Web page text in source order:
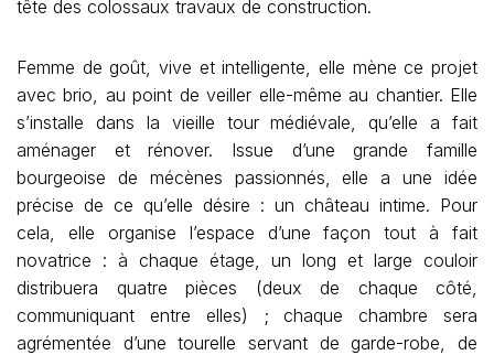
tête des colossaux travaux de construction.
Femme de goût, vive et intelligente, elle mène ce projet
avec brio, au point de veiller elle-même au chantier. Elle
s’installe dans la vieille tour médiévale, qu’elle a fait
aménager et rénover. Issue d’une grande famille
bourgeoise de mécènes passionnés, elle a une idée
précise de ce qu’elle désire : un château intime. Pour
cela, elle organise l’espace d’une façon tout à fait
novatrice : à chaque étage, un long et large couloir
distribuera quatre pièces (deux de chaque côté,
communiquant entre elles) ; chaque chambre sera
agrémentée d’une tourelle servant de garde-robe, de